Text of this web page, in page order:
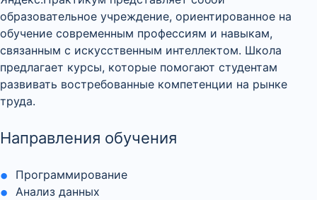
образовательное учреждение, ориентированное на
обучение современным профессиям и навыкам,
связанным с искусственным интеллектом. Школа
предлагает курсы, которые помогают студентам
развивать востребованные компетенции на рынке
труда.
Направления обучения
Программирование
Анализ данных